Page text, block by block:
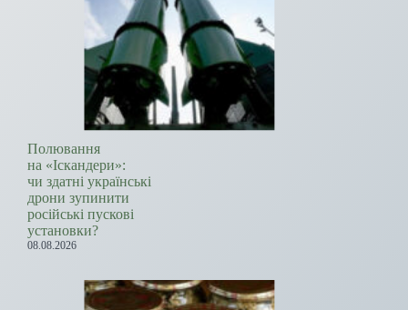
Полювання
на «Іскандери»:
чи здатні українські
дрони зупинити
російські пускові
установки?
08.08.2026